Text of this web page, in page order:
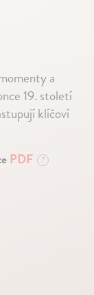
a
19. století
klíčoví
PDF ?